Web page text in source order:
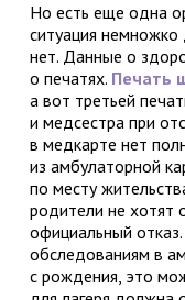
Но есть еще одна
ситуация немножко
нет. Данные о
о печатях. Печать
а вот третьей
и медсестра при
в медкарте нет
из амбулаторной
по месту
родители не хотят
официальный
обследованиям в
с рождения, это